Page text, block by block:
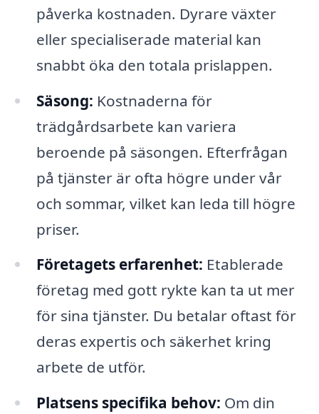
påverka kostnaden. Dyrare växter
eller specialiserade material kan
snabbt öka den totala prislappen.
Säsong: Kostnaderna för
trädgårdsarbete kan variera
beroende på säsongen. Efterfrågan
på tjänster är ofta högre under vår
och sommar, vilket kan leda till högre
priser.
Företagets erfarenhet: Etablerade
företag med gott rykte kan ta ut mer
för sina tjänster. Du betalar oftast för
deras expertis och säkerhet kring
arbete de utför.
Platsens specifika behov: Om din